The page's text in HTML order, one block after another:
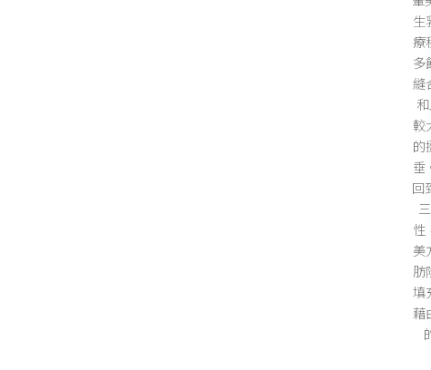
生
療
多
縫
較
的
垂
回
性
美
肪
填
藉